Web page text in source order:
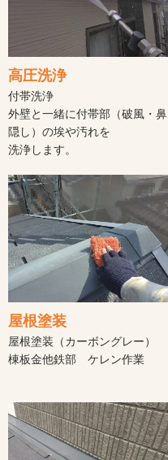
高圧洗浄
付帯洗浄
外壁と一緒に付帯部（破風・鼻
隠し）の埃や汚れを
洗浄します。
屋根塗装
屋根塗装（カーボングレー）
棟板金他鉄部 ケレン作業